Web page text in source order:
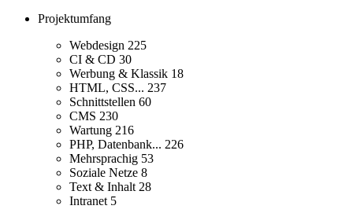
Projektumfang
Webdesign 225
CI & CD 30
Werbung & Klassik 18
HTML, CSS... 237
Schnittstellen 60
CMS 230
Wartung 216
PHP, Datenbank... 226
Mehrsprachig 53
Soziale Netze 8
Text & Inhalt 28
Intranet 5